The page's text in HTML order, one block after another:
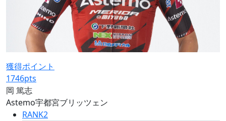
獲得ポイント
1746pts
岡 篤志
Astemo宇都宮ブリッツェン
RANK2